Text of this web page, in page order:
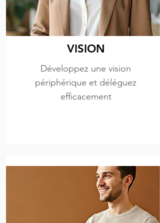
VISION
Développez une vision
périphérique et déléguez
efficacement